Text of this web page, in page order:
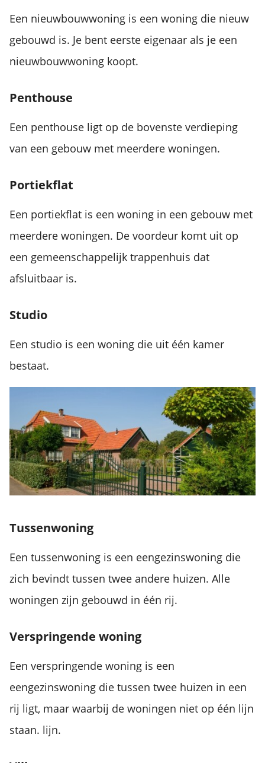
Een nieuwbouwwoning is een woning die nieuw
gebouwd is. Je bent eerste eigenaar als je een
nieuwbouwwoning koopt.
Penthouse
Een penthouse ligt op de bovenste verdieping
van een gebouw met meerdere woningen.
Portiekflat
Een portiekflat is een woning in een gebouw met
meerdere woningen. De voordeur komt uit op
een gemeenschappelijk trappenhuis dat
afsluitbaar is.
Studio
Een studio is een woning die uit één kamer
bestaat.
Tussenwoning
Een tussenwoning is een eengezinswoning die
zich bevindt tussen twee andere huizen. Alle
woningen zijn gebouwd in één rij.
Verspringende woning
Een verspringende woning is een
eengezinswoning die tussen twee huizen in een
rij ligt, maar waarbij de woningen niet op één lijn
staan. lijn.